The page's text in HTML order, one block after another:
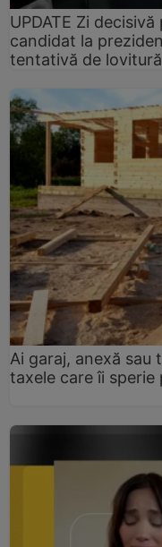
UPDATE Zi
candidat la
tentativă de
Ai garaj, anexă sau
taxele care îi